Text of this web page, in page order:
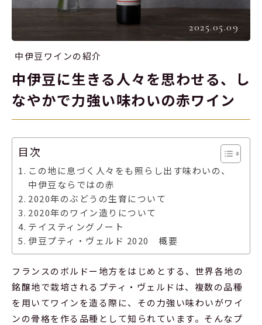
2025.05.09
中伊豆ワインの紹介
中伊豆に生きる人々を思わせる、し
なやかで力強い味わいの赤ワイン
目次
この地に息づく人々をも照らし出す味わいの、
中伊豆ならではの赤
2020年のぶどうの生育について
2020年のワイン造りについて
テイスティングノート
伊豆プティ・ヴェルド 2020 概要
フランスのボルドー地方をはじめとする、世界各地の
銘醸地で栽培されるプティ・ヴェルドは、複数の品種
を用いてワインを造る際に、その力強い味わいがワイ
ンの骨格を作る品種として知られています。そんなプ